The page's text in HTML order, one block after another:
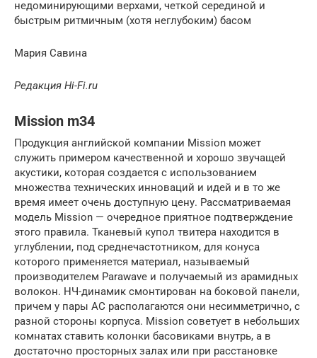
недоминирующими верхами, четкой серединой и
быстрым ритмичным (хотя неглубоким) басом
Мария Савина
Редакция Hi-Fi.ru
Mission m34
Продукция английской компании Mission может
служить примером качественной и хорошо звучащей
акустики, которая создается с использованием
множества технических инноваций и идей и в то же
время имеет очень доступную цену. Рассматриваемая
модель Mission — очередное приятное подтверждение
этого правила. Тканевый купол твитера находится в
углублении, под среднечастотником, для конуса
которого применяется материал, называемый
производителем Parawave и получаемый из арамидных
волокон. НЧ-динамик смонтирован на боковой панели,
причем у пары АС располагаются они несимметрично, с
разной стороны корпуса. Mission советует в небольших
комнатах ставить колонки басовиками внутрь, а в
достаточно просторных залах или при расстановке